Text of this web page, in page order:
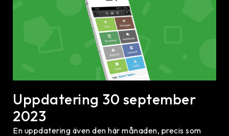
Uppdatering 30 september
2023
En uppdatering även den här månaden, precis som